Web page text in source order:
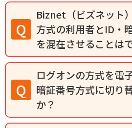
Biznet（ビズネット
方式の利用者とID・
を混在させることは
ログオンの方式を電
暗証番号方式に切り
か？